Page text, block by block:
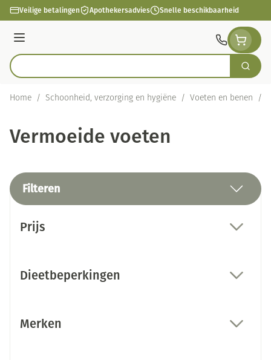
Ga naar de inhoud
Veilige betalingen Apothekersadvies Snelle beschikbaarheid
Menu
Product, merk, categorie... Zoek
Home / Schoonheid, verzorging en hygiëne / Voeten en benen /
Vermoeide voeten
Filteren
Prijs
Dieetbeperkingen
Merken